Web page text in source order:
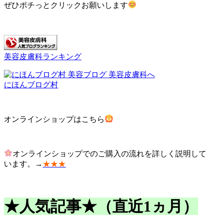
ぜひポチっとクリックお願いします
美容皮膚科ランキング
にほんブログ村
オンラインショップはこちら
オンラインショップでのご購入の流れを詳しく説明して
います。→ ★★★
★人気記事★（直近1ヵ月）